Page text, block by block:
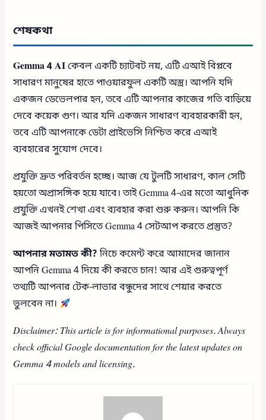
শেষকথা
Gemma 4 AIকেবল একটি চ্যাটবট নয়, এটি এআই বিপ্লবে
সাধারণ মানুষের হাতে পাওয়ারফুল একটি অস্ত্র। আপনি যদি
একজন ডেভেলপার হন, তবে এটি আপনার কাজের গতি বাড়িয়ে
দেবে কয়েক গুণ। আর যদি একজন সাধারণ ব্যবহারকারী হন,
তবে এটি আপনাকে ডেটা প্রাইভেসি নিশ্চিত করে এআই
ব্যবহারের সুযোগ দেবে।
প্রযুক্তি দ্রুত পরিবর্তন হচ্ছে। আজ যে টুলটি সাধারণ, কাল সেটি
হয়তো অপ্রাসঙ্গিক হয়ে যাবে। তাই Gemma 4-এর মতো আধুনিক
প্রযুক্তি এখনই শেখা এবং ব্যবহার করা শুরু করুন। আপনি কি
আজই আপনার পিসিতে Gemma 4 সেটআপ করতে প্রস্তুত?
আপনার মতামত কী?নিচে কমেন্ট করে আমাদের জানান
আপনি Gemma 4 দিয়ে কী করতে চান! আর এই গুরুত্বপূর্ণ
তথ্যটি আপনার টেক-লাভার বন্ধুদের সাথে শেয়ার করতে
ভুলবেন না।
Disclaimer: This article is for informational purposes. Always
check official Google documentation for the latest updates on
Gemma 4 models and licensing.